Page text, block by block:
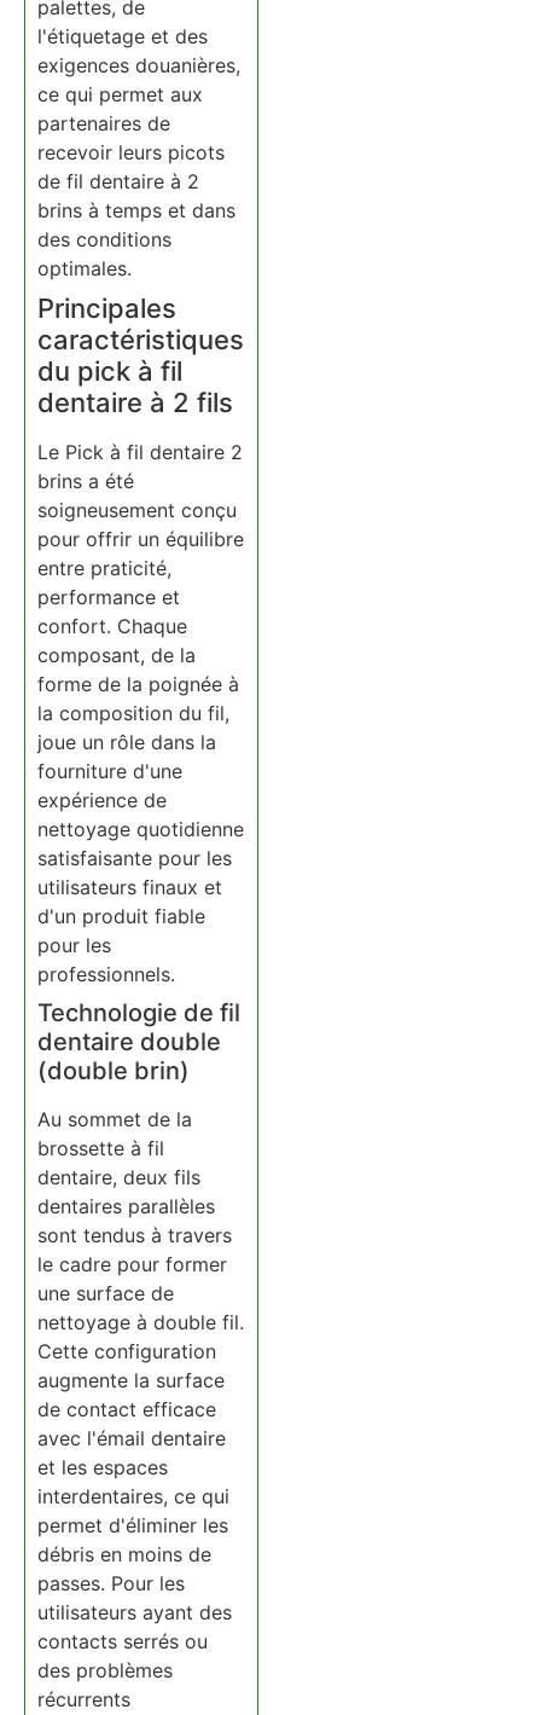
palettes, de
l'étiquetage et des
exigences douanières,
ce qui permet aux
partenaires de
recevoir leurs picots
de fil dentaire à 2
brins à temps et dans
des conditions
optimales.
Principales
caractéristiques
du pick à fil
dentaire à 2 fils
Le Pick à fil dentaire 2
brins a été
soigneusement conçu
pour offrir un équilibre
entre praticité,
performance et
confort. Chaque
composant, de la
forme de la poignée à
la composition du fil,
joue un rôle dans la
fourniture d'une
expérience de
nettoyage quotidienne
satisfaisante pour les
utilisateurs finaux et
d'un produit fiable
pour les
professionnels.
Technologie de fil
dentaire double
(double brin)
Au sommet de la
brossette à fil
dentaire, deux fils
dentaires parallèles
sont tendus à travers
le cadre pour former
une surface de
nettoyage à double fil.
Cette configuration
augmente la surface
de contact efficace
avec l'émail dentaire
et les espaces
interdentaires, ce qui
permet d'éliminer les
débris en moins de
passes. Pour les
utilisateurs ayant des
contacts serrés ou
des problèmes
récurrents